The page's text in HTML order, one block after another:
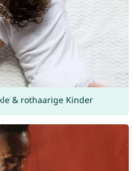
& rothaarige Kinder